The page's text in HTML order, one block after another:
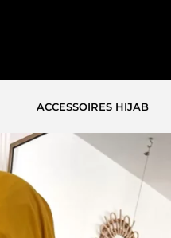
ACCESSOIRES HIJAB